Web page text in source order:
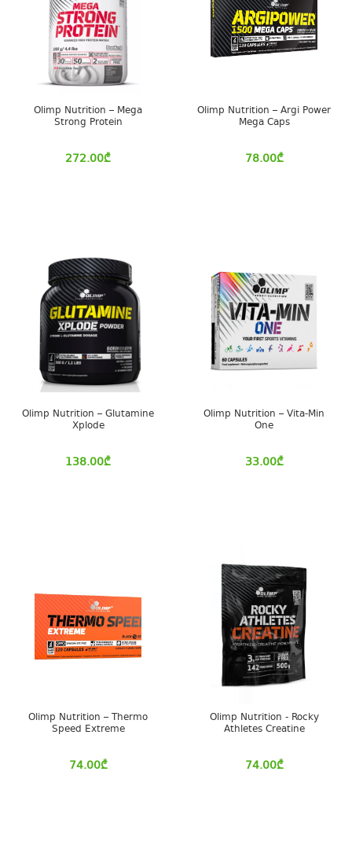
Olimp Nutrition – Mega
Strong Protein
272.00₾
Olimp Nutrition – Argi Power
Mega Caps
78.00₾
Olimp Nutrition – Glutamine
Xplode
138.00₾
Olimp Nutrition – Vita-Min
One
33.00₾
Olimp Nutrition – Thermo
Speed Extreme
74.00₾
Olimp Nutrition - Rocky
Athletes Creatine
74.00₾